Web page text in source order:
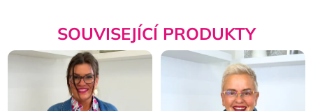
SOUVISEJÍCÍ PRODUKTY